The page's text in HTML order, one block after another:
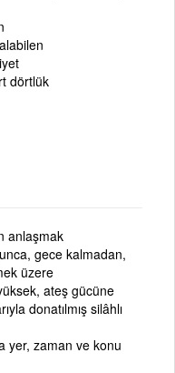
dörtlük
anlaşmak
gece kalmadan,
üzere
ateş gücüne
donatılmış silâhlı
yer, zaman ve konu